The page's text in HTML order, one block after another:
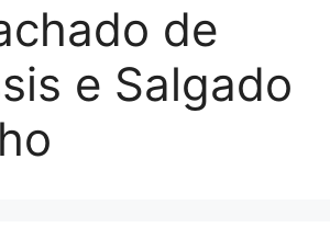
de
e Salgado